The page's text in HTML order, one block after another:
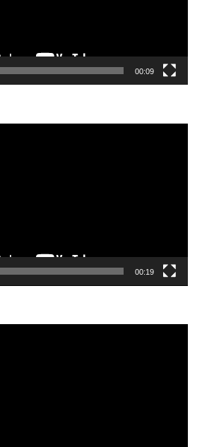
00:09
00:19